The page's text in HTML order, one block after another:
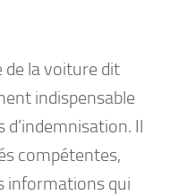
de la voiture dit
indispensable
Il
compétentes,
informations qui